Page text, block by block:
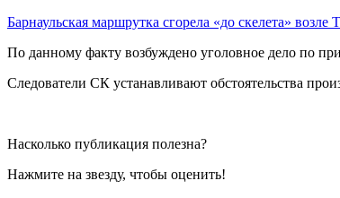
Барнаульская маршрутка сгорела «до скелета»
По данному факту возбуждено уголовное дело по
Следователи СК устанавливают обстоятельства
Насколько публикация полезна?
Нажмите на звезду, чтобы оценить!